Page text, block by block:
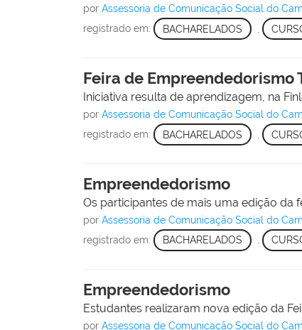
porAssessoria de Comunicação Social do
registrado em: BACHARELADOS
Feira de Empreendedorismo
Iniciativa resulta de aprendizagem, na
porAssessoria de Comunicação Social do
registrado em: BACHARELADOS
Empreendedorismo
Os participantes de mais uma edição da
porAssessoria de Comunicação Social do
registrado em: BACHARELADOS ,
Empreendedorismo
Estudantes realizaram nova edição da
porAssessoria de Comunicação Social do